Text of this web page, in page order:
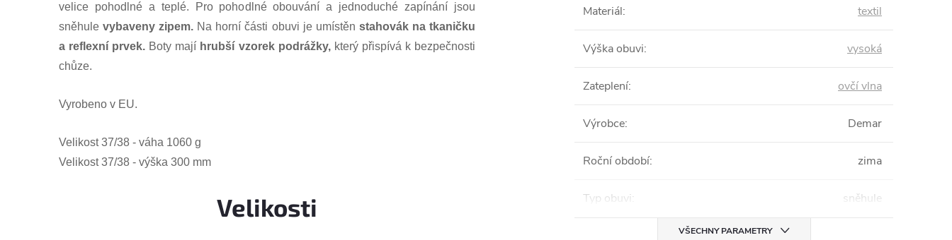
velice pohodlné a teplé. Pro pohodlné obouvání a jednoduché zapínání jsou
sněhulevybaveny zipem. Na horní části obuvi je umístěn stahovák na tkaničku
a reflexní prvek. Boty mají hrubší vzorek podrážky,který přispívá k bezpečnosti
chůze.
Vyrobeno v EU.
Velikost 37/38 - váha 1060 g
Velikost 37/38 - výška 300 mm
Velikosti
Materiál: textil
Výška obuvi: vysoká
Zateplení: ovčí vlna
Výrobce: Demar
Roční období: zima
Typ obuvi: sněhule
VŠECHNY PARAMETRY